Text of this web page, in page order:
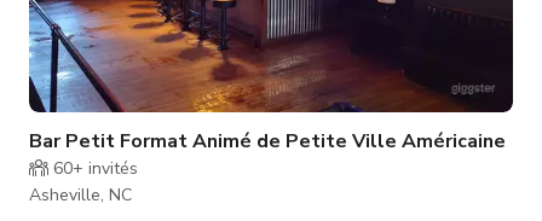
Bar Petit Format Animé de Petite Ville Américaine
60+ invités
Asheville, NC